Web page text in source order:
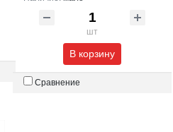
шт
В корзину
Сравнение